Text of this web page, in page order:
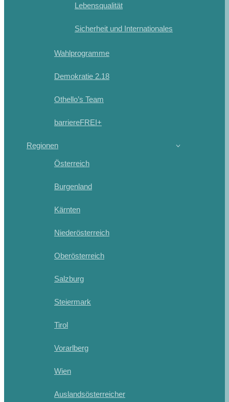
Lebensqualität
Sicherheit und Internationales
Wahlprogramme
Demokratie 2.18
Othello’s Team
barriereFREI+
Regionen
Österreich
Burgenland
Kärnten
Niederösterreich
Oberösterreich
Salzburg
Steiermark
Tirol
Vorarlberg
Wien
Auslandsösterreicher